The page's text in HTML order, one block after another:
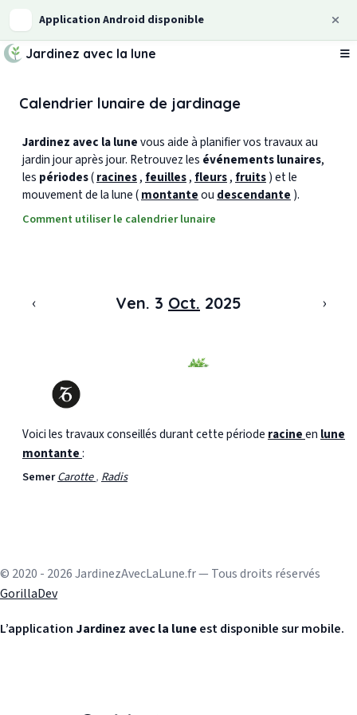
Application Android disponible
Jardinez avec la lune
Calendrier lunaire de jardinage
Jardinez avec la lunevous aide à planifier vos travaux au
jardin jour après jour. Retrouvez les événements lunaires,
les périodes(racines, feuilles, fleurs, fruits) et le
mouvement de la lune (montanteou descendante ).
Comment utiliser le calendrier lunaire
‹ Ven. 3 Oct. 2025 ›
Voici les travaux conseillés durant cette période racineen lune
montante:
SemerCarotte, Radis
© 2020 - 2026 JardinezAvecLaLune.fr — Tous droits réservés
GorillaDev
L’application Jardinez avec la luneest disponible sur mobile.